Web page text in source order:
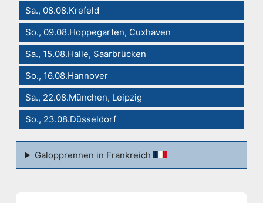
Sa., 08.08.Krefeld
So., 09.08.Hoppegarten, Cuxhaven
Sa., 15.08.Halle, Saarbrücken
So., 16.08.Hannover
Sa., 22.08.München, Leipzig
So., 23.08.Düsseldorf
Galopprennen in Frankreich